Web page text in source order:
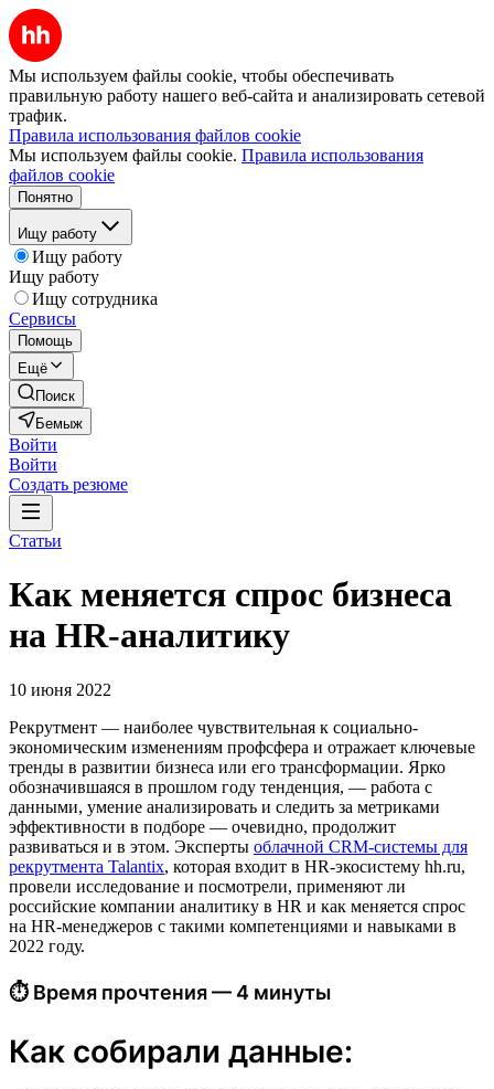
Мы используем файлы cookie, чтобы обеспечивать
правильную работу нашего веб-сайта и анализировать сетевой
трафик.
Правила использования файлов cookie
Мы используем файлы cookie. Правила использования
файлов cookie
Понятно
Ищу работу
Ищу работу
Ищу работу
Ищу сотрудника
Сервисы
Помощь
Ещё
Поиск
Бемыж
Войти
Войти
Создать резюме
Статьи
Как меняется спрос бизнеса
на HR-аналитику
10 июня 2022
Рекрутмент — наиболее чувствительная к социально-
экономическим изменениям профсфера и отражает ключевые
тренды в развитии бизнеса или его трансформации. Ярко
обозначившаяся в прошлом году тенденция, — работа c
данными, умение анализировать и следить за метриками
эффективности в подборе — очевидно, продолжит
развиваться и в этом. Эксперты облачной CRM-системы для
рекрутмента Talantix, которая входит в HR-экосистему hh.ru,
провели исследование и посмотрели, применяют ли
российские компании аналитику в HR и как меняется спрос
на HR-менеджеров с такими компетенциями и навыками в
2022 году.
⏱ Время прочтения — 4 минуты
Как собирали данные: